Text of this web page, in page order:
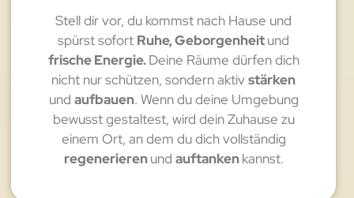
Stell dir vor, du kommst nach Hause und
spürst sofort Ruhe, Geborgenheitund
frische Energie.Deine Räume dürfen dich
nicht nur schützen, sondern aktivstärken
und aufbauen. Wenn du deine Umgebung
bewusst gestaltest, wird dein Zuhause zu
einem Ort, an dem du dich vollständig
regenerierenund auftankenkannst.